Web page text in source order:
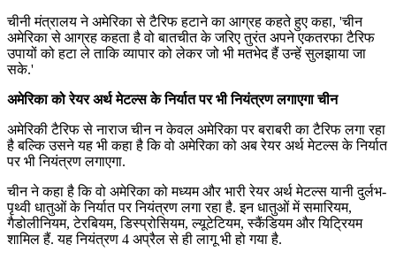
चीनी मंत्रालय ने अमेरिका से टैरिफ हटाने का आग्रह कहते हुए कहा, 'चीन
अमेरिका से आग्रह कहता है वो बातचीत के जरिए तुरंत अपने एकतरफा टैरिफ
उपायों को हटा ले ताकि व्यापार को लेकर जो भी मतभेद हैं उन्हें सुलझाया जा
सके.'
अमेरिका को रेयर अर्थ मेटल्स के निर्यात पर भी नियंत्रण लगाएगा चीन
अमेरिकी टैरिफ से नाराज चीन न केवल अमेरिका पर बराबरी का टैरिफ लगा रहा
है बल्कि उसने यह भी कहा है कि वो अमेरिका को अब रेयर अर्थ मेटल्स के निर्यात
पर भी नियंत्रण लगाएगा.
चीन ने कहा है कि वो अमेरिका को मध्यम और भारी रेयर अर्थ मेटल्स यानी दुर्लभ-
पृथ्वी धातुओं के निर्यात पर नियंत्रण लगा रहा है. इन धातुओं में समारियम,
गैडोलीनियम, टेरबियम, डिस्प्रोसियम, ल्यूटेटियम, स्कैंडियम और यिट्रियम
शामिल हैं. यह नियंत्रण 4 अप्रैल से ही लागू भी हो गया है.